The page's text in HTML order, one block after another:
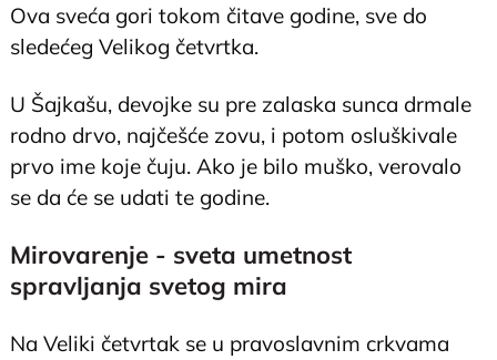
Ova sveća gori tokom čitave godine, sve do
sledećeg Velikog četvrtka.
U Šajkašu, devojke su pre zalaska sunca drmale
rodno drvo, najčešće zovu, i potom osluškivale
prvo ime koje čuju. Ako je bilo muško, verovalo
se da će se udati te godine.
Mirovarenje - sveta umetnost
spravljanja svetog mira
Na Veliki četvrtak se u pravoslavnim crkvama